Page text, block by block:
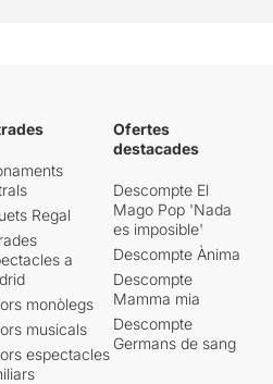
Regal
a
monòlegs
musicals
espectacles
Ofertes
destacades
Descompte El
Mago Pop 'Nada
es imposible'
Descompte Ànima
Descompte
Mamma mia
Descompte
Germans de sang